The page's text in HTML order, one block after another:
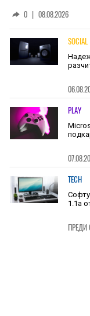
0 | 08.08.2026
SOCIAL
PLAY
TECH
1.1a
ПРЕДИ